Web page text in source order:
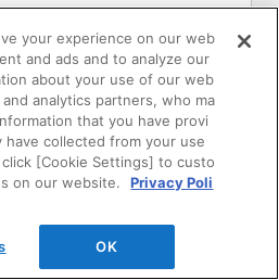
イト
your experience on our web
and ads and to analyze our
about your use of our web
analytics partners, who ma
that you have provi
collected from your use
[Cookie Settings] to custo
on our website.
Privacy Poli
OK